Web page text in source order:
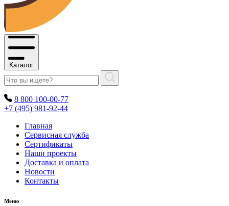
Каталог
8 800 100-00-77
+7 (495) 981-92-44
Главная
Сервисная служба
Сертификаты
Наши проекты
Доставка и оплата
Новости
Контакты
Меню